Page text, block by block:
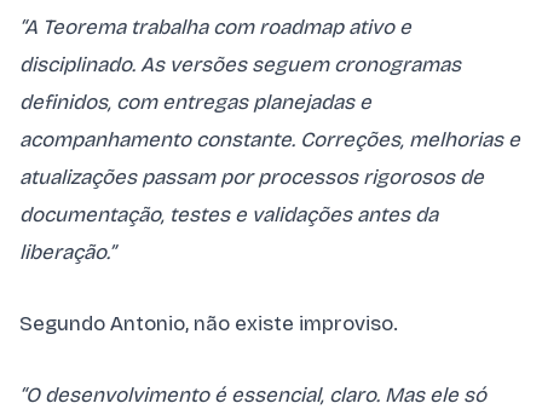
“A Teorema trabalha com roadmap ativo e
disciplinado. As versões seguem cronogramas
definidos, com entregas planejadas e
acompanhamento constante. Correções, melhorias e
atualizações passam por processos rigorosos de
documentação, testes e validações antes da
liberação.”
Segundo Antonio, não existe improviso.
“O desenvolvimento é essencial, claro. Mas ele só